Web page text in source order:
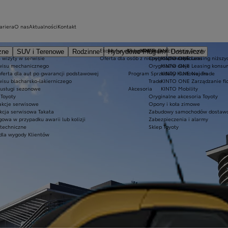
SUV i Terenowe Rodzinne Hybrydowe Plug-in
Dostawcze
Ekobonus dla hybryd Toyoty
Oferta dla osób z niepełnosprawnościami
KINTO ONE
KINTO ONE Leasing
KINTO ONE Leasing
KINTO ONE Najem
KINTO ONE Zarządzanie
KINTO Mobility
wizyty w serwisie
mechanicznego
dla aut po gwarancji podstawowej
blacharsko-lakierniczego
sezonowe
serwisowe
serwisowa Takata
w przypadku awarii lub kolizji
wygody Klientów
Oryginalne części i oleje Toyoty
Oryginalne części
Oryginalne oleje
Program Sprzedaży Hurtowej Trade
Trade
Akcesoria
Oryginalne akcesoria Toyoty
Opony i koła zimowe
Zabudowy samochodów
Zabezpieczenia i alarmy
Sklep Toyoty
O nasAktualnościKontakt